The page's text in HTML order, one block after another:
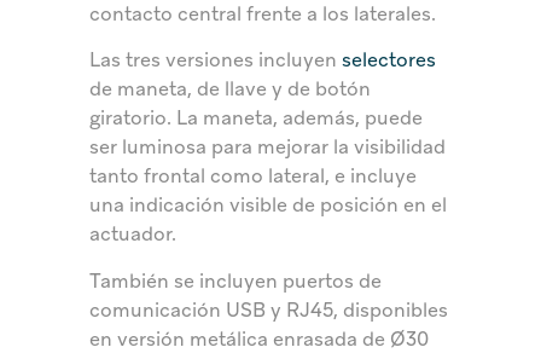
contacto central frente a los laterales.
Las tres versiones incluyen selectores
de maneta, de llave y de botón
giratorio. La maneta, además, puede
ser luminosa para mejorar la visibilidad
tanto frontal como lateral, e incluye
una indicación visible de posición en el
actuador.
También se incluyen puertos de
comunicación USB y RJ45, disponibles
en versión metálica enrasada de Ø30